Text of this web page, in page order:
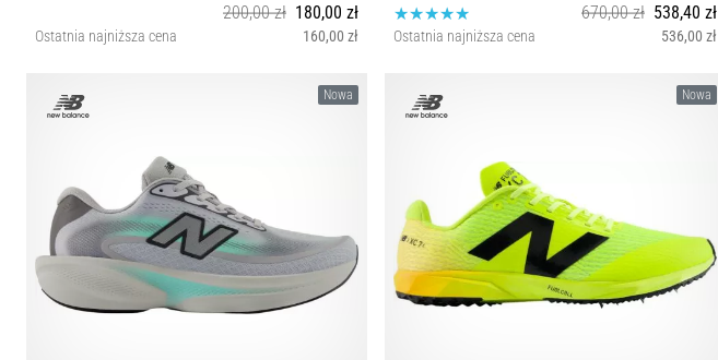
200,00 zł 180,00 zł
Ostatnia najniższa cena 160,00 zł
670,00 zł 538,40 zł
Ostatnia najniższa cena 536,00 zł
40½ 41½ 42 42½ 43 44 44½ 45 45½ 46½ 47 47½
Nowa Nowa